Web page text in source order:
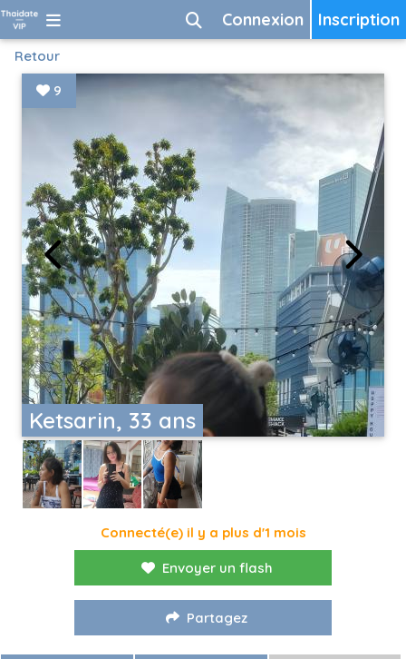
Inscription
Connexion
Retour
Ketsarin, 33 ans
9
Connecté(e) il y a plus d'1 mois
Envoyer un flash
Partagez